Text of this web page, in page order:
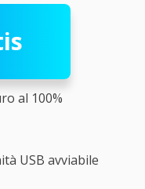
al 100%
USB avviabile